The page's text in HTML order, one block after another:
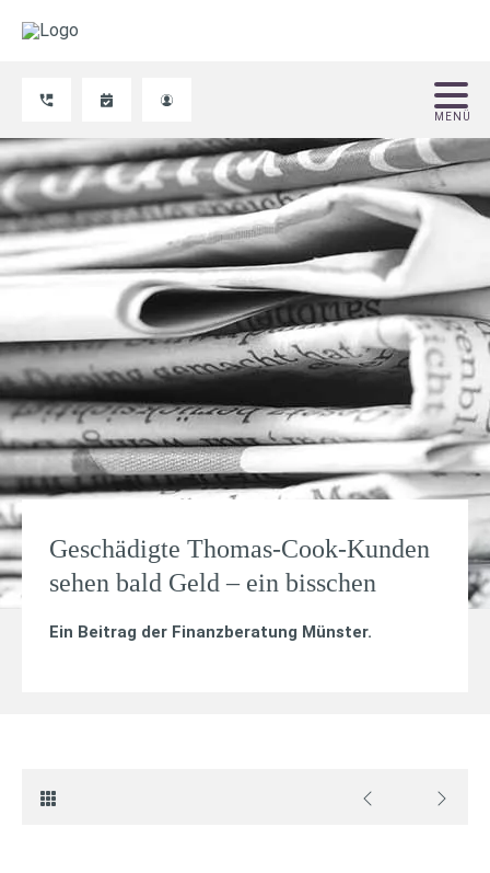
Geschädigte Thomas-Cook-Kunden
sehen bald Geld – ein bisschen
Ein Beitrag der Finanzberatung Münster.